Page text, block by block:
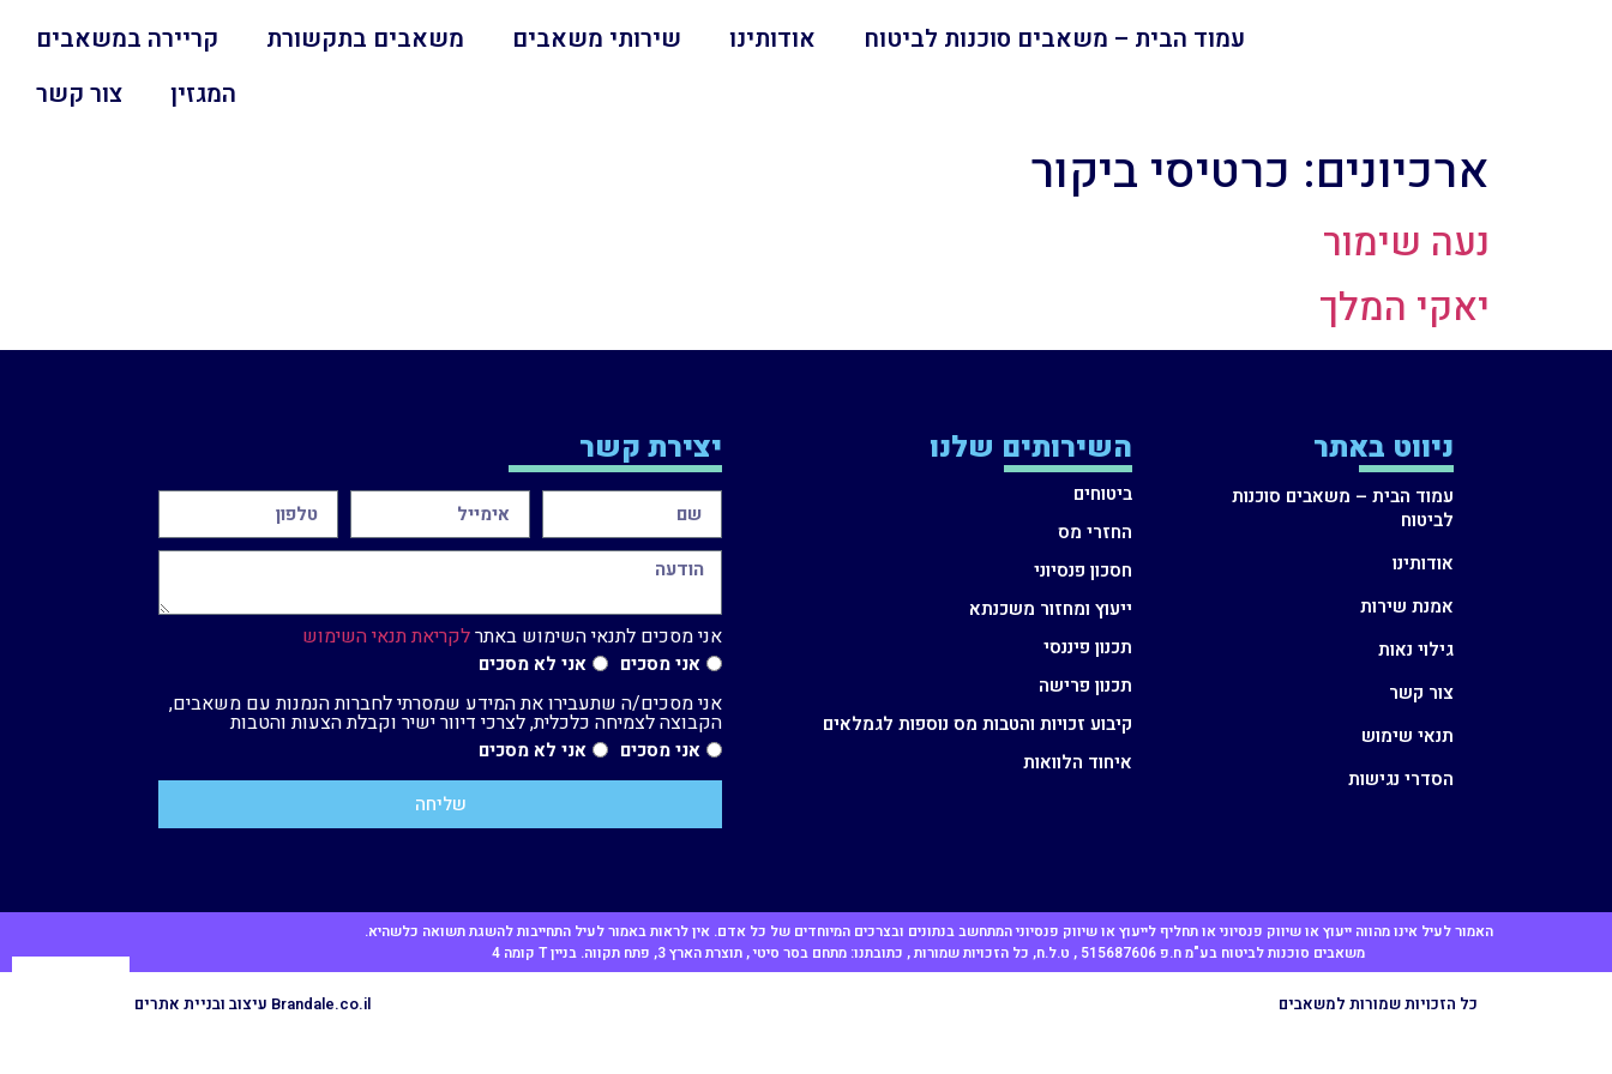
עמוד הבית – משאבים סוכנות לביטוח אודותינו שירותי משאבים משאבים בתקשורת
קריירה במשאבים
המגזין
צור קשר
ארכיונים: כרטיסי ביקור
נעה שימור
יאקי המלך
ניווט באתר
עמוד הבית – משאבים סוכנות
לביטוח
אודותינו
אמנת שירות
גילוי נאות
צור קשר
תנאי שימוש
הסדרי נגישות
השירותים שלנו
ביטוחים
החזרי מס
חסכון פנסיוני
ייעוץ ומחזור משכנתא
תכנון פיננסי
תכנון פרישה
קיבוע זכויות והטבות מס נוספות לגמלאים
איחוד הלוואות
יצירת קשר
אני מסכים לתנאי השימוש באתרלקריאת תנאי השימוש
אני מסכים אני לא מסכים
אני מסכים/ה שתעבירו את המידע שמסרתי לחברות הנמנות עם משאבים,
הקבוצה לצמיחה כלכלית, לצרכי דיוור ישיר וקבלת הצעות והטבות
אני מסכים אני לא מסכים
שליחה
האמור לעיל אינו מהווה ייעוץ או שיווק פנסיוני או תחליף לייעוץ או שיווק פנסיוני המתחשב בנתונים ובצרכים המיוחדים של כל אדם. אין לראות באמור לעיל התחייבות להשגת תשואה כלשהיא.
משאבים סוכנות לביטוח בע"מ ח.פ 515687606 , ט.ל.ח, כל הזכויות שמורות , כתובתנו: מתחם בסר סיטי , תוצרת הארץ 3, פתח תקווה. בניין T קומה 4
כל הזכויות שמורות למשאבים Brandale.co.il עיצוב ובניית אתרים